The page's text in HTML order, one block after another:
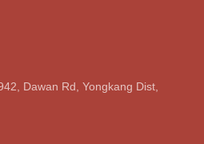
Dawan Rd, Yongkang Dist,